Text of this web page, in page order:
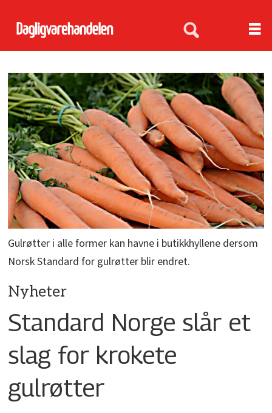
Gulrøtter i alle former kan havne i butikkhyllene dersom
Norsk Standard for gulrøtter blir endret.
Nyheter
Standard Norge slår et
slag for krokete
gulrøtter